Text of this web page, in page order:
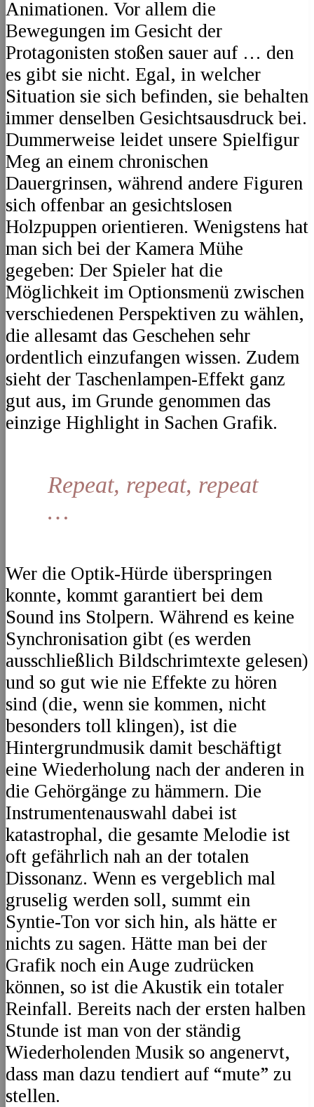
Animationen. Vor allem die
Bewegungen im Gesicht der
Protagonisten stoßen sauer auf … den
es gibt sie nicht. Egal, in welcher
Situation sie sich befinden, sie behalten
immer denselben Gesichtsausdruck bei.
Dummerweise leidet unsere Spielfigur
Meg an einem chronischen
Dauergrinsen, während andere Figuren
sich offenbar an gesichtslosen
Holzpuppen orientieren. Wenigstens hat
man sich bei der Kamera Mühe
gegeben: Der Spieler hat die
Möglichkeit im Optionsmenü zwischen
verschiedenen Perspektiven zu wählen,
die allesamt das Geschehen sehr
ordentlich einzufangen wissen. Zudem
sieht der Taschenlampen-Effekt ganz
gut aus, im Grunde genommen das
einzige Highlight in Sachen Grafik.
Repeat, repeat, repeat
…
Wer die Optik-Hürde überspringen
konnte, kommt garantiert bei dem
Sound ins Stolpern. Während es keine
Synchronisation gibt (es werden
ausschließlich Bildschrimtexte gelesen)
und so gut wie nie Effekte zu hören
sind (die, wenn sie kommen, nicht
besonders toll klingen), ist die
Hintergrundmusik damit beschäftigt
eine Wiederholung nach der anderen in
die Gehörgänge zu hämmern. Die
Instrumentenauswahl dabei ist
katastrophal, die gesamte Melodie ist
oft gefährlich nah an der totalen
Dissonanz. Wenn es vergeblich mal
gruselig werden soll, summt ein
Syntie-Ton vor sich hin, als hätte er
nichts zu sagen. Hätte man bei der
Grafik noch ein Auge zudrücken
können, so ist die Akustik ein totaler
Reinfall. Bereits nach der ersten halben
Stunde ist man von der ständig
Wiederholenden Musik so angenervt,
dass man dazu tendiert auf “mute” zu
stellen.